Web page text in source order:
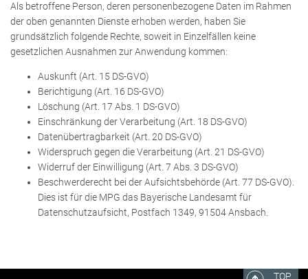
Als betroffene Person, deren personenbezogene Daten im Rahmen
der oben genannten Dienste erhoben werden, haben Sie
grundsätzlich folgende Rechte, soweit in Einzelfällen keine
gesetzlichen Ausnahmen zur Anwendung kommen:
Auskunft (Art. 15 DS-GVO)
Berichtigung (Art. 16 DS-GVO)
Löschung (Art. 17 Abs. 1 DS-GVO)
Einschränkung der Verarbeitung (Art. 18 DS-GVO)
Datenübertragbarkeit (Art. 20 DS-GVO)
Widerspruch gegen die Verarbeitung (Art. 21 DS-GVO)
Widerruf der Einwilligung (Art. 7 Abs. 3 DS-GVO)
Beschwerderecht bei der Aufsichtsbehörde (Art. 77 DS-GVO).
Dies ist für die MPG das Bayerische Landesamt für
Datenschutzaufsicht, Postfach 1349, 91504 Ansbach.
TOP